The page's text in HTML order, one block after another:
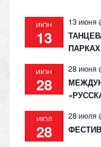
ИЮН
13
13 июня
ИЮН
28
28 июня
ИЮЛ
28
28 июля